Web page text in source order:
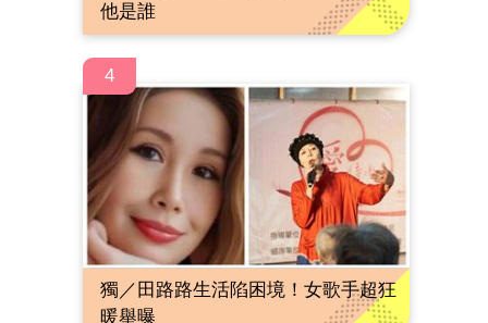
他是誰
4
獨／田路路生活陷困境！女歌手超狂
暖舉曝